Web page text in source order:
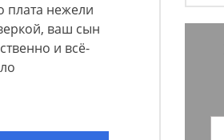
плата нежели
ваш сын
и всё-